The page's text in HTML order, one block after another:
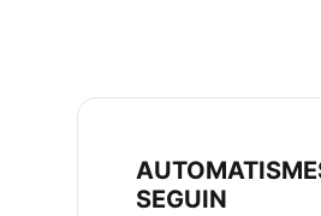
SEGUIN